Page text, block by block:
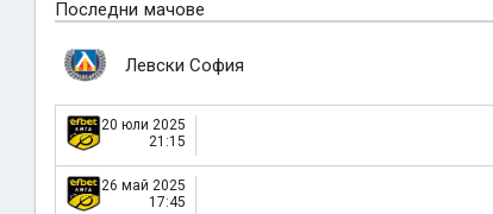
Последни мачове
Левски София
20 юли 2025
21:15
26 май 2025
17:45